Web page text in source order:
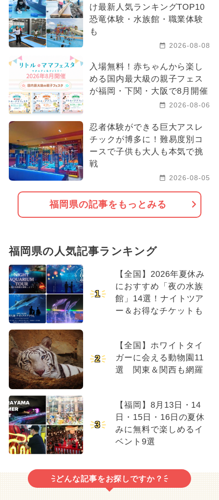
け最新人気ランキングTOP10
恐竜体験・水族館・職業体験
も
2026-08-08
入場無料！赤ちゃんから楽し
める国内最大級の親子フェス
が福岡・下関・大阪で8月開催
2026-08-06
忍者体験ができる巨大アスレ
チックが博多に！難易度別コ
ースで子供も大人も本気で挑
戦
2026-08-05
福岡県の記事をもっとみる
福岡県の人気記事ランキング
1
【全国】2026年夏休み
におすすめ「夜の水族
館」14選！ナイトツア
ー＆お得なチケットも
2
【全国】ホワイトタイ
ガーに会える動物園11
選 関東＆関西も網羅
3
【福岡】8月13日・14
日・15日・16日の夏休
みに無料で楽しめるイ
ベント9選
どんな記事をお探しですか？